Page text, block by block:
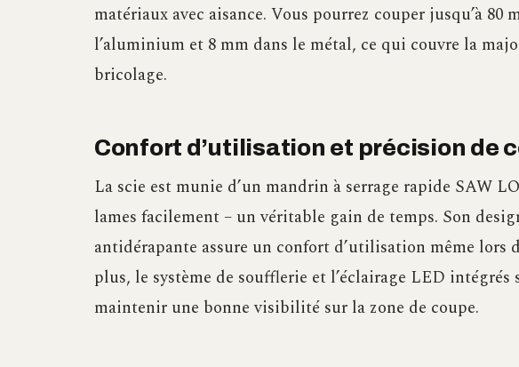
matériaux avec aisance. Vous pourrez couper jusqu’à 80
l’aluminium et 8 mm dans le métal, ce qui couvre la
bricolage.
Confort d’utilisation et précision de
La scie est munie d’un mandrin à serrage rapide SAW
lames facilement – un véritable gain de temps. Son
antidérapante assure un confort d’utilisation même lors
plus, le système de soufflerie et l’éclairage LED
maintenir une bonne visibilité sur la zone de coupe.